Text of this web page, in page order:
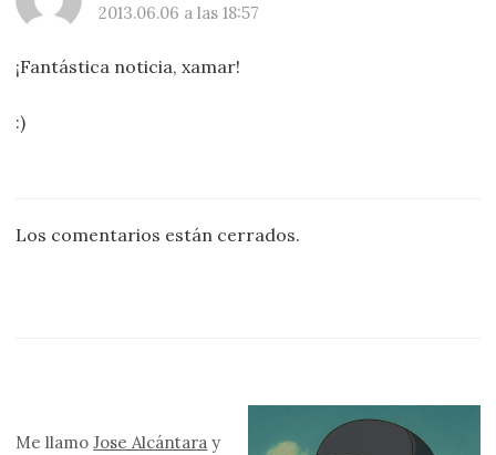
2013.06.06 a las 18:57
¡Fantástica noticia, xamar!
:)
Los comentarios están cerrados.
Me llamoJose Alcántara y